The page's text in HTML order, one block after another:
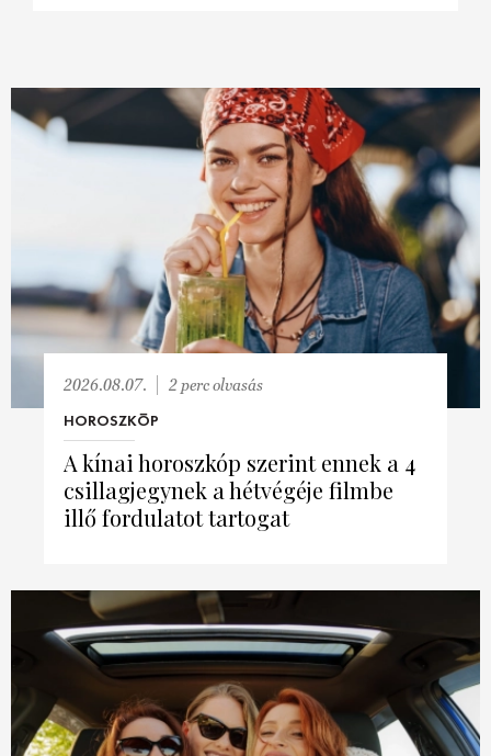
BEAUTY AWARDS
WEBSHOP
HÍRLEVÉL
A kínai horoszkóp szerint ennek a 4
csillagjegynek a hétvégéje filmbe
illő fordulatot tartogat
2026.08.07. 2 perc olvasás
HOROSZKÓP